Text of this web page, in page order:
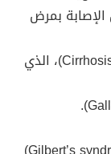
الإصابة بمرض
(بالإنجليزية: Cirrhosis)، الذي